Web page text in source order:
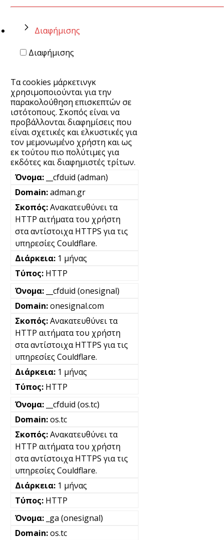
Διαφήμισης
Διαφήμισης
Τα cookies μάρκετινγκ
χρησιμοποιούνται για την
παρακολούθηση επισκεπτών σε
ιστότοπους. Σκοπός είναι να
προβάλλονται διαφημίσεις που
είναι σχετικές και ελκυστικές για
τον μεμονωμένο χρήστη και ως
εκ τούτου πιο πολύτιμες για
εκδότες και διαφημιστές τρίτων.
__cfduid (adman)
adman.gr
Ανακατευθύνει τα
HTTP αιτήματα του χρήστη
στα αντίστοιχα HTTPS για τις
υπηρεσίες Couldflare.
1 μήνας
HTTP
__cfduid (onesignal)
onesignal.com
Ανακατευθύνει τα
HTTP αιτήματα του χρήστη
στα αντίστοιχα HTTPS για τις
υπηρεσίες Couldflare.
1 μήνας
HTTP
__cfduid (os.tc)
os.tc
Ανακατευθύνει τα
HTTP αιτήματα του χρήστη
στα αντίστοιχα HTTPS για τις
υπηρεσίες Couldflare.
1 μήνας
HTTP
_ga (onesignal)
os.tc